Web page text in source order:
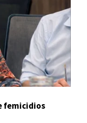
femicidios